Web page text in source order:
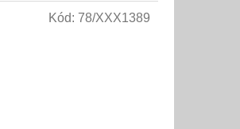
Kód: 78/XXX1389